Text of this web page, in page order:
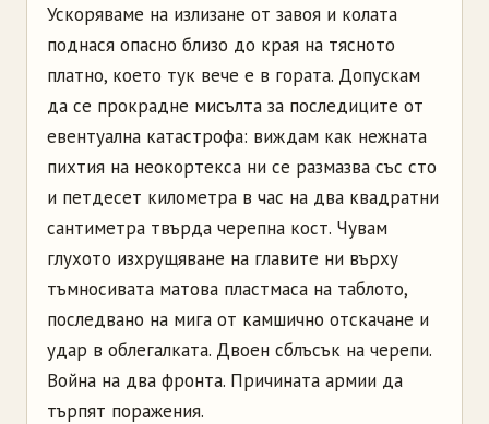
Ускоряваме на излизане от завоя и колата
поднася опасно близо до края на тясното
платно, което тук вече е в гората. Допускам
да се прокрадне мисълта за последиците от
евентуална катастрофа: виждам как нежната
пихтия на неокортекса ни се размазва със сто
и петдесет километра в час на два квадратни
сантимет­ра твърда черепна кост. Чувам
глухото изхрущяване на главите ни върху
тъмносивата матова пластмаса на таблото,
последвано на мига от камшично отскачане и
удар в облегалката. Двоен сблъсък на черепи.
Война на два фронта. Причината армии да
търпят поражения.